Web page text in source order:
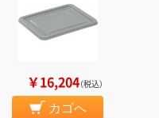
￥16,204（税込）
カゴへ